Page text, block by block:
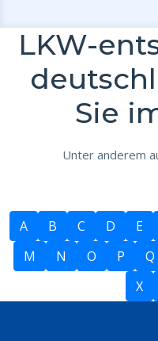
LKW-
Sie
Unter anderem
A B C D E
M
N O P Q
X